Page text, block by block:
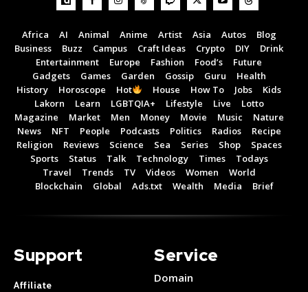
Africa AI Animal Anime Artist Asia Autos
Blog
Business
Buzz Campus Craft Ideas Crypto DIY
Drink
Entertainment
Europe Fashion Food’s
Future
Gadgets
Games Garden Gossip Guru
Health
History
Horoscope Hot House How To Jobs
Kids
Lakorn
Learn LGBTQIA+ Lifestyle Live
Lotto
Magazine
Market Men Money Movie Music
Nature
News
NFT People Podcasts Politics Radios
Recipe
Religion
Reviews Science Sea Series Shop
Spaces
Sports
Status Talk Technology Times
Todays
Travel
Trends TV Videos Women
World
Blockchain
Global Ads.txt Wealth Media Brief
Support
Affiliate
Service
Domain